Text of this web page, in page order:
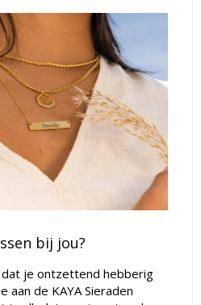
bij jou?
je ontzettend hebberig
aan de KAYA Sieraden